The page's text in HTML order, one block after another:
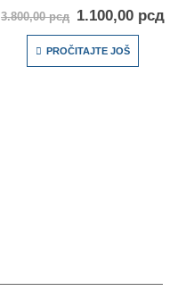
out of 5
3.800,00рсд 1.100,00 рсд
PROČITAJTE JOŠ